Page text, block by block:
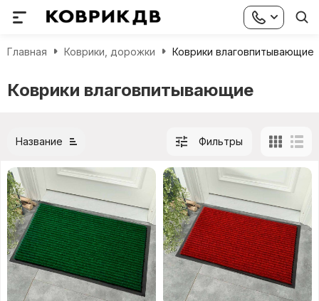
Главная Коврики, дорожки Коврики влаговпитывающие
Коврики влаговпитывающие
Название Фильтры